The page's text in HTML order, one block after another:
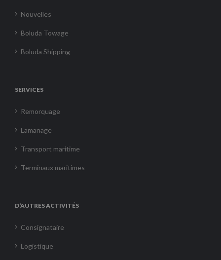
Nouvelles
Boluda Towage
Boluda Shipping
SERVICES
Remorquage
Lamanage
Transport maritime
Terminaux maritimes
D’AUTRES ACTIVITÉS
Consignataire
Logistique